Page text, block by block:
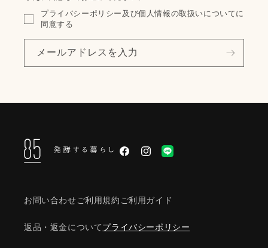
プライバシーポリシー及び個人情報の取扱いについてに
同意する
メールアドレスを入力
FacebookInstagram
LINE
お問い合わせご利用規約ご利用ガイド
返品・返金についてプライバシーポリシー